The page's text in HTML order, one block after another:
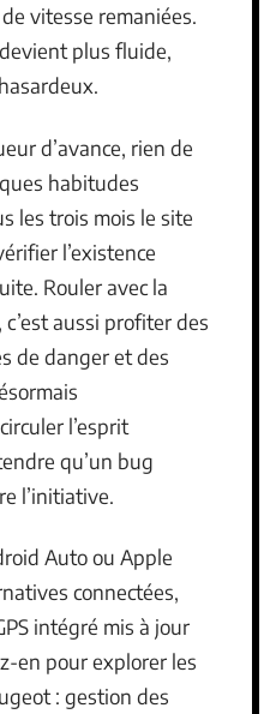
vitesse remaniées.
plus fluide,
d’avance, rien de
habitudes
les trois mois le site
l’existence
Rouler avec la
aussi profiter des
de danger et des
l’esprit
qu’un bug
l’initiative.
Auto ou Apple
connectées,
intégré mis à jour
en pour explorer les
: gestion des